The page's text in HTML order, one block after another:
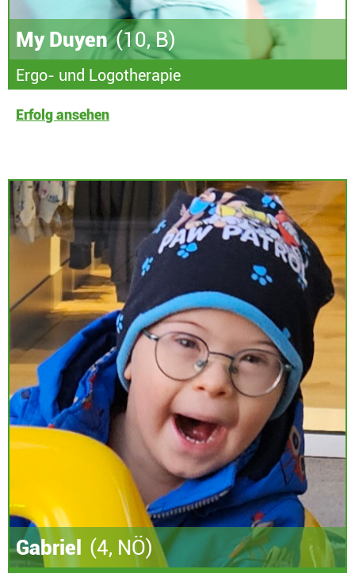
My Duyen (10, B)
Ergo- und Logotherapie
Erfolg ansehen
Gabriel (4, NÖ)